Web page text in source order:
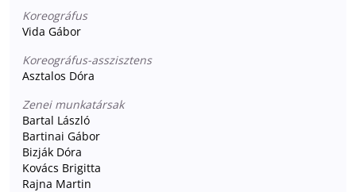
Koreográfus
Vida Gábor
Koreográfus-asszisztens
Asztalos Dóra
Zenei munkatársak
Bartal László
Bartinai Gábor
Bizják Dóra
Kovács Brigitta
Rajna Martin